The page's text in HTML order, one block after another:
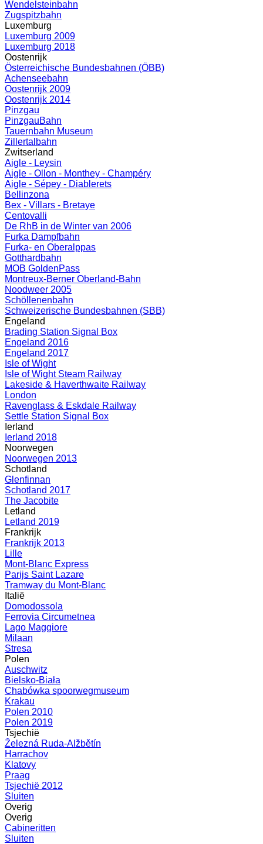
Wendelsteinbahn
Zugspitzbahn
Luxemburg
Luxemburg 2009
Luxemburg 2018
Oostenrijk
Österreichische Bundesbahnen (ÖBB)
Achenseebahn
Oostenrijk 2009
Oostenrijk 2014
Pinzgau
PinzgauBahn
Tauernbahn Museum
Zillertalbahn
Zwitserland
Aigle - Leysin
Aigle - Ollon - Monthey - Champéry
Aigle - Sépey - Diablerets
Bellinzona
Bex - Villars - Bretaye
Centovalli
De RhB in de Winter van 2006
Furka Dampfbahn
Furka- en Oberalppas
Gotthardbahn
MOB GoldenPass
Montreux-Berner Oberland-Bahn
Noodweer 2005
Schöllenenbahn
Schweizerische Bundesbahnen (SBB)
Engeland
Brading Station Signal Box
Engeland 2016
Engeland 2017
Isle of Wight
Isle of Wight Steam Railway
Lakeside & Haverthwaite Railway
London
Ravenglass & Eskdale Railway
Settle Station Signal Box
Ierland
Ierland 2018
Noorwegen
Noorwegen 2013
Schotland
Glenfinnan
Schotland 2017
The Jacobite
Letland
Letland 2019
Frankrijk
Frankrijk 2013
Lille
Mont-Blanc Express
Parijs Saint Lazare
Tramway du Mont-Blanc
Italië
Domodossola
Ferrovia Circumetnea
Lago Maggiore
Milaan
Stresa
Polen
Auschwitz
Bielsko-Biała
Chabówka spoorwegmuseum
Krakau
Polen 2010
Polen 2019
Tsjechië
Železná Ruda-Alžbětín
Harrachov
Klatovy
Praag
Tsjechië 2012
Sluiten
Overig
Overig
Cabineritten
Sluiten